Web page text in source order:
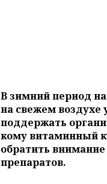
В зимний период
на свежем воздухе
поддержать
кому витаминный
обратить
препаратов.